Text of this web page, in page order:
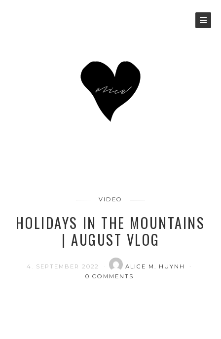
VIDEO
HOLIDAYS IN THE MOUNTAINS
| AUGUST VLOG
4. SEPTEMBER 2022
ALICE M. HUYNH
0 COMMENTS